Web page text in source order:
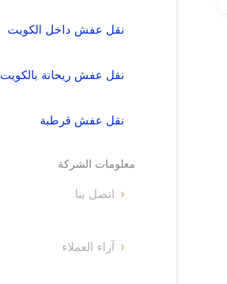
نقل عفش داخل الكويت
نقل عفش ريحانة بالكويت
نقل عفش قرطبة
معلومات الشركة
اتصل بنا
آراء العملاء